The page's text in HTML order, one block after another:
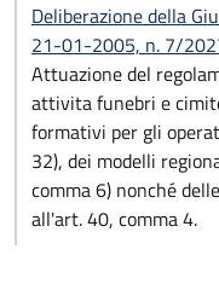
Deliberazione della
21-01-2005, n. 7/
Attuazione del
attivita funebri e
formativi per gli
32), dei modelli
comma 6) nonché
all'art. 40, comma 4.